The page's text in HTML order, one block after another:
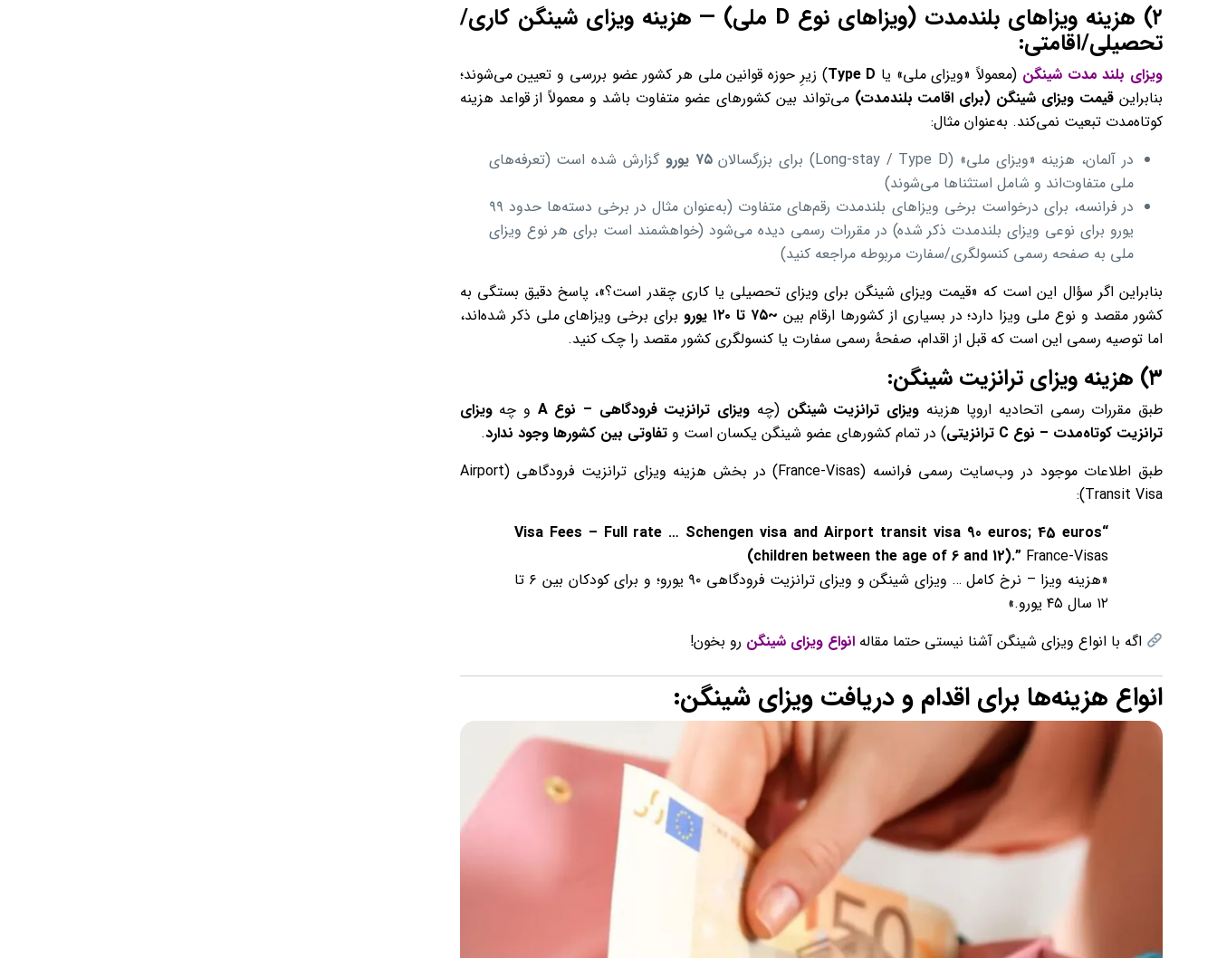
۲) هزینه ویزاهای بلندمدت (ویزاهای نوع ملی) — هزینه ویزای شینگن کاری/
تحصیلی/اقامتی:
ویزای بلند مدت شینگن (معمولاً «ویزای ملی» یا Type D) زیرِ حوزه قوانین ملی هر کشور عضو بررسی و تعیین می‌شوند؛
بنابراین قیمت ویزای شینگن (برای اقامت بلندمدت) می‌تواند بین کشورهای عضو متفاوت باشد و معمولاً از قواعد هزینه
کوتاه‌مدت تبعیت نمی‌کند. به‌عنوان مثال:
در آلمان، هزینه «ویزای ملی» (Long-stay / Type D) برای بزرگسالان
۷۵ یورو گزارش شده است (تعرفه‌های
ملی متفاوت‌اند و شامل استثناها می‌شوند)
در فرانسه، برای درخواست برخی ویزاهای بلندمدت رقم‌های متفاوت (به‌عنوان مثال در برخی دسته‌ها حدود ۹۹
یورو برای نوعی ویزای بلندمدت ذکر شده) در مقررات رسمی دیده می‌شود (خواهشمند است برای هر نوع ویزای
ملی به صفحه رسمی کنسولگری/سفارت مربوطه مراجعه کنید)
بنابراین اگر سؤال این است که «قیمت ویزای شینگن برای ویزای تحصیلی یا کاری چقدر است؟»، پاسخ دقیق بستگی به
کشور مقصد و نوع ملی ویزا دارد؛ در بسیاری از کشورها ارقام بین ~۷۵ تا ۱۲۰ یوروبرای برخی ویزاهای ملی ذکر شده‌اند،
اما توصیه رسمی این است که قبل از اقدام، صفحهٔ رسمی سفارت یا کنسولگری کشور مقصد را چک کنید.
۳) هزینه ویزای ترانزیت شینگن:
طبق مقررات رسمی اتحادیه اروپا هزینهویزای ترانزیت شینگن (چه ویزای ترانزیت فرودگاهی – نوع A و چهویزای
ترانزیت کوتاه‌مدت – نوع ترانزیتی) در تمام کشورهای عضو شینگن یکسان است و تفاوتی بین کشورها وجود ندارد.
طبق اطلاعات موجود در وب‌سایت رسمی فرانسه (France-Visas) در بخش هزینه ویزای ترانزیت فرودگاهی (Airport
Transit Visa):
“Visa Fees – Full rate … Schengen visa and Airport transit visa 90 euros; 45 euros
(children between the age of 6 and 12).” France-Visas
«هزینه ویزا – نرخ کامل … ویزای شینگن و ویزای ترانزیت فرودگاهی ۹۰ یورو؛ و برای کودکان بین ۶ تا
۱۲ سال ۴۵ یورو.»
اگه با انواع ویزای شینگن آشنا نیستی حتما مقالهانواع ویزای شینگن رو بخون!
انواع هزینه‌ها برای اقدام و دریافت ویزای شینگن: